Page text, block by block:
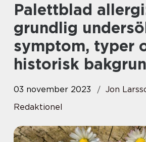
Palettblad allergi: En
grundlig
symptom, typer
historisk
03 november 2023
Jon
Redaktionel